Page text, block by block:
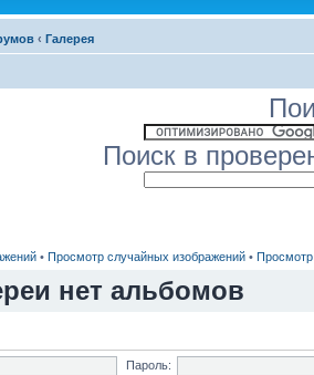
‹ Галерея
Поиск в
• Просмотр случайных изображений • Просмотр
нет альбомов
Пароль: